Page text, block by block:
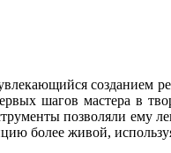
созданием
шагов мастера в
позволяли ему
более живой,